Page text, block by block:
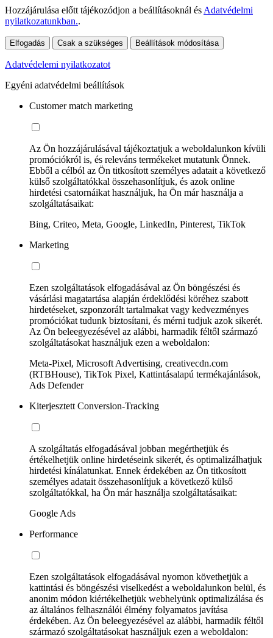
Hozzájárulása előtt tájékozódjon a beállításoknál és Adatvédelmi
nyilatkozatunkban..
Elfogadás Csak a szükséges Beállítások módosítása
Adatvédelemi nyilatkozatot
Egyéni adatvédelmi beállítások
Customer match marketing
Az Ön hozzájárulásával tájékoztatjuk a weboldalunkon kívüli
promóciókról is, és releváns termékeket mutatunk Önnek.
Ebből a célból az Ön titkosított személyes adatait a következő
külső szolgáltatókkal összehasonlítjuk, és azok online
hirdetési csatornáikat használjuk, ha Ön már használja a
szolgáltatásaikat:
Bing, Criteo, Meta, Google, LinkedIn, Pinterest, TikTok
Marketing
Ezen szolgáltatások elfogadásával az Ön böngészési és
vásárlási magatartása alapján érdeklődési köréhez szabott
hirdetéseket, szponzorált tartalmakat vagy kedvezményes
promóciókat tudunk biztosítani, és mérni tudjuk azok sikerét.
Az Ön beleegyezésével az alábbi, harmadik féltől származó
szolgáltatásokat használjuk ezen a weboldalon:
Meta-Pixel, Microsoft Advertising, creativecdn.com
(RTBHouse), TikTok Pixel, Kattintásalapú termékajánlások,
Ads Defender
Kiterjesztett Conversion-Tracking
A szolgáltatás elfogadásával jobban megérthetjük és
értékelhetjük online hirdetéseink sikerét, és optimalizálhatjuk
hirdetési kínálatunkat. Ennek érdekében az Ön titkosított
személyes adatait összehasonlítjuk a következő külső
szolgáltatókkal, ha Ön már használja szolgáltatásaikat:
Google Ads
Performance
Ezen szolgáltatások elfogadásával nyomon követhetjük a
kattintási és böngészési viselkedést a weboldalunkon belül, és
anonim módon kiértékelhetjük webhelyünk optimalizálása és
az általános felhasználói élmény folyamatos javítása
érdekében. Az Ön beleegyezésével az alábbi, harmadik féltől
származó szolgáltatásokat használjuk ezen a weboldalon: